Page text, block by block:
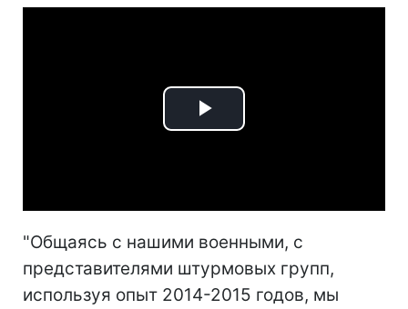
Play
"Общаясь с нашими военными, с
представителями штурмовых групп,
используя опыт 2014-2015 годов, мы